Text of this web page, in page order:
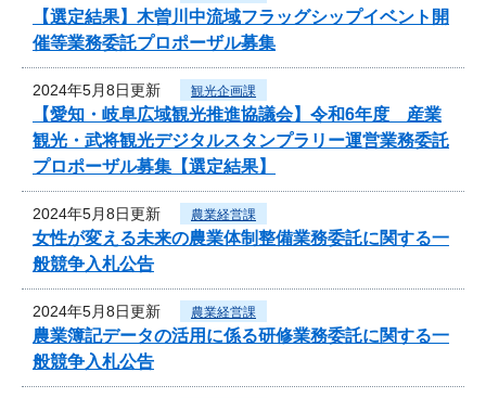
【選定結果】木曽川中流域フラッグシップイベント開
催等業務委託プロポーザル募集
2024年5月8日更新 観光企画課
【愛知・岐阜広域観光推進協議会】令和6年度 産業
観光・武将観光デジタルスタンプラリー運営業務委託
プロポーザル募集【選定結果】
2024年5月8日更新 農業経営課
女性が変える未来の農業体制整備業務委託に関する一
般競争入札公告
2024年5月8日更新 農業経営課
農業簿記データの活用に係る研修業務委託に関する一
般競争入札公告